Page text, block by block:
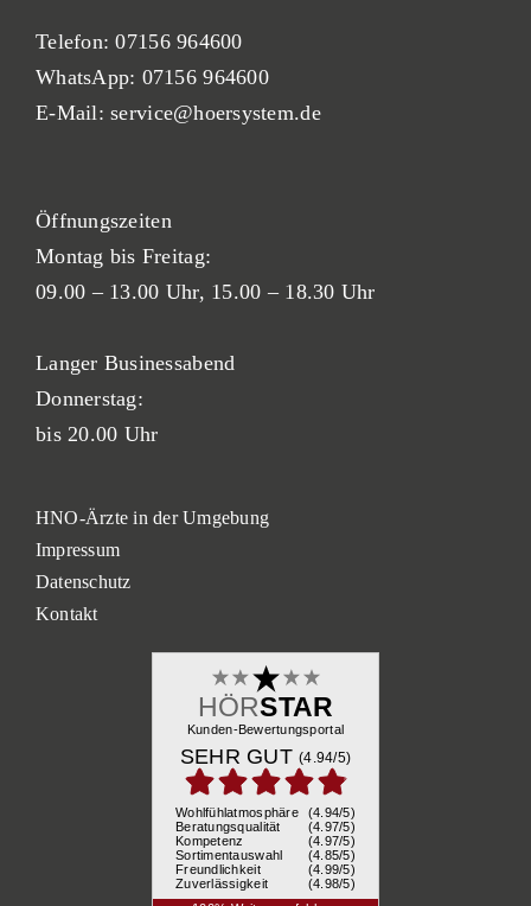
Telefon:07156 964600
WhatsApp: 07156 964600
E-Mail:service@hoersystem.de
Öffnungszeiten
Montag bis Freitag:
09.00 – 13.00 Uhr, 15.00 – 18.30 Uhr
Langer Businessabend
Donnerstag:
bis 20.00 Uhr
HNO-Ärzte in der Umgebung
Impressum
Datenschutz
Kontakt
HÖRSTAR
Kunden-Bewertungsportal
SEHR GUT (4.94/5)
Wohlfühlatmosphäre
(4.94/5)
Beratungsqualität
(4.97/5)
Kompetenz
(4.97/5)
Sortimentauswahl
(4.85/5)
Freundlichkeit
(4.99/5)
Zuverlässigkeit
(4.98/5)